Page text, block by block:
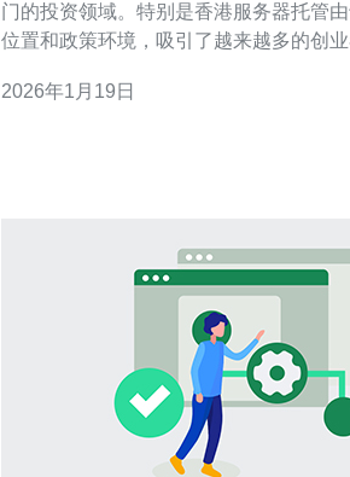
门的投资领域。特别是香港服务器托管
位置和政策环境，吸引了越来越多的创
盈利模式。然而，随着市场竞争的加剧，
2026年1月19日